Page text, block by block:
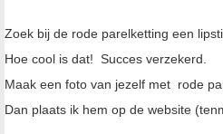
Zoek bij de rode parelketting een
Hoe cool is dat! Succes verzekerd.
Maak een foto van jezelf met rode
Dan plaats ik hem op de website